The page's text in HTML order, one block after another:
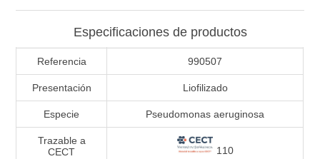
Especificaciones de productos
Referencia 990507
Presentación Liofilizado
Especie Pseudomonas aeruginosa
Trazable a
CECT
110